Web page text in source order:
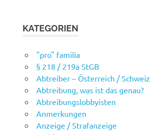
KATEGORIEN
"pro" familia
§ 218 / 219a StGB
Abtreiber – Österreich / Schweiz
Abtreibung, was ist das genau?
Abtreibungslobbyisten
Anmerkungen
Anzeige / Strafanzeige